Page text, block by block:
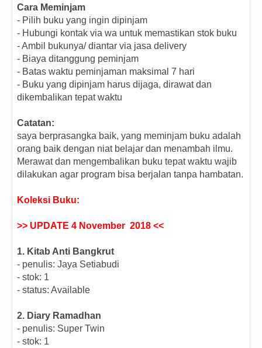
Cara Meminjam
- Pilih buku yang ingin dipinjam
- Hubungi kontak via wa untuk memastikan stok buku
- Ambil bukunya/ diantar via jasa delivery
- Biaya ditanggung peminjam
- Batas waktu peminjaman maksimal 7 hari
- Buku yang dipinjam harus dijaga, dirawat dan
dikembalikan tepat waktu
Catatan:
saya berprasangka baik, yang meminjam buku adalah
orang baik dengan niat belajar dan menambah ilmu.
Merawat dan mengembalikan buku tepat waktu wajib
dilakukan agar program bisa berjalan tanpa hambatan.
Koleksi Buku:
>> UPDATE 4 November 2018 <<
1. Kitab Anti Bangkrut
- penulis: Jaya Setiabudi
- stok: 1
- status: Available
2. Diary Ramadhan
- penulis: Super Twin
- stok: 1